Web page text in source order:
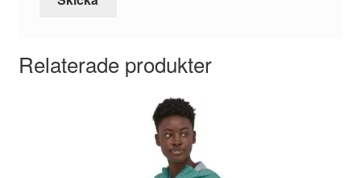
Relaterade produkter